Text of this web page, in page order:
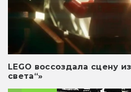
LEGO воссоздала сцену
света“»